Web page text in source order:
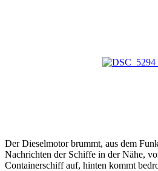
Der Dieselmotor brummt, aus dem
Nachrichten der Schiffe in der Nähe,
Containerschiff auf, hinten kommt